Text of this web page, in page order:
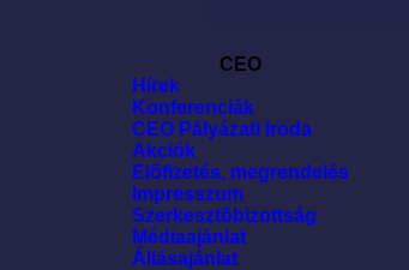
CEO
Hírek
Konferenciák
CEO Pályázati Iroda
Akciók
Elõfizetés, megrendelés
Impresszum
Szerkesztõbizottság
Médiaajánlat
Állásajánlat